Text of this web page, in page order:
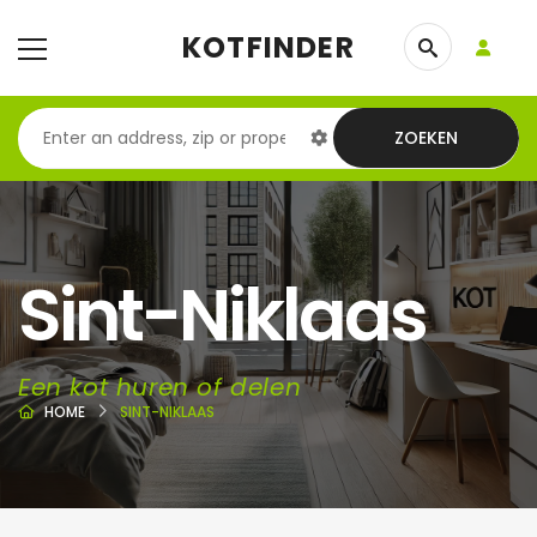
KOTFINDER
ZOEKEN
Sint-Niklaas
Een kot huren of delen
HOME SINT-NIKLAAS